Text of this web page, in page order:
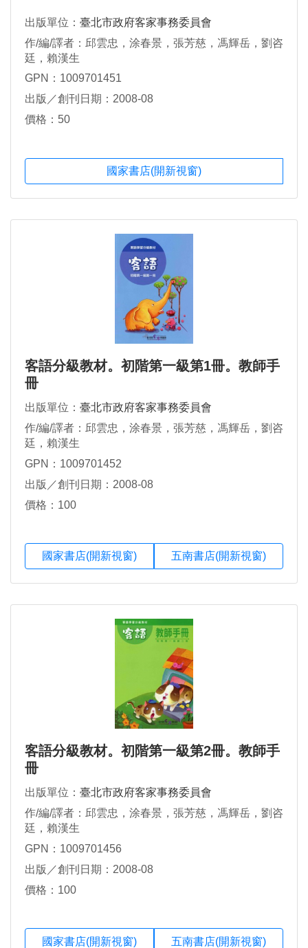
出版單位： 臺北市政府客家事務委員會
作/編/譯者：邱雲忠，涂春景，張芳慈，馮輝岳，劉咨
廷，賴漢生
GPN：1009701451
出版／創刊日期：2008-08
價格：50
國家書店(開新視窗)
客語分級教材。初階第一級第1冊。教師手
冊
出版單位： 臺北市政府客家事務委員會
作/編/譯者：邱雲忠，涂春景，張芳慈，馮輝岳，劉咨
廷，賴漢生
GPN：1009701452
出版／創刊日期：2008-08
價格：100
國家書店(開新視窗) 五南書店(開新視窗)
客語分級教材。初階第一級第2冊。教師手
冊
出版單位： 臺北市政府客家事務委員會
作/編/譯者：邱雲忠，涂春景，張芳慈，馮輝岳，劉咨
廷，賴漢生
GPN：1009701456
出版／創刊日期：2008-08
價格：100
國家書店(開新視窗) 五南書店(開新視窗)